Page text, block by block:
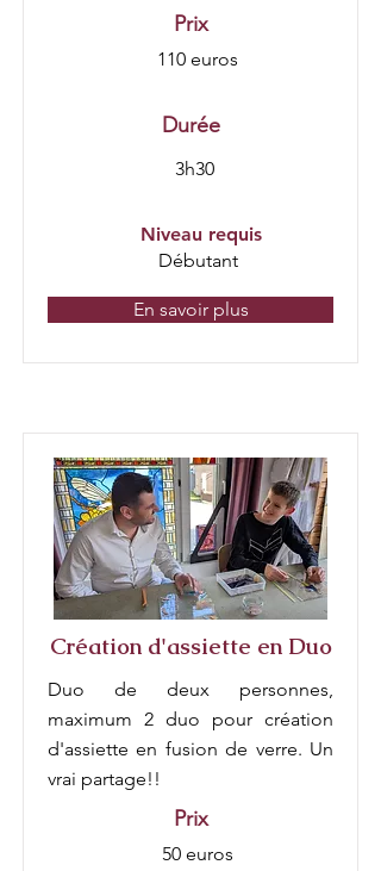
Prix
110 euros
Durée
3h30
Niveau requis
Débutant
En savoir plus
Création d'assiette en Duo
Duo de deux personnes,
maximum 2 duo pour création
d'assiette en fusion de verre. Un
vrai partage!!
Prix
50 euros